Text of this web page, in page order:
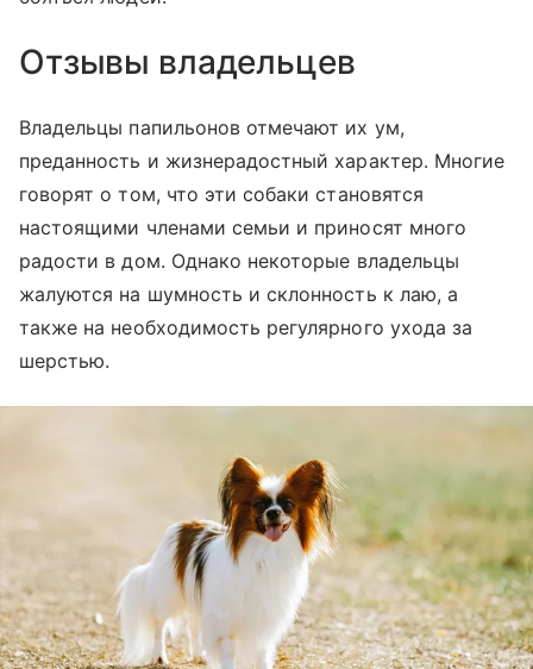
Отзывы владельцев
Владельцы папильонов отмечают их ум,
преданность и жизнерадостный характер. Многие
говорят о том, что эти собаки становятся
настоящими членами семьи и приносят много
радости в дом. Однако некоторые владельцы
жалуются на шумность и склонность к лаю, а
также на необходимость регулярного ухода за
шерстью.